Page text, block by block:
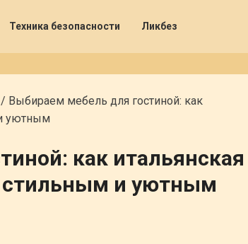
Техника безопасности Ликбез
/ Выбираем мебель для гостиной: как
уютным
как итальянская
стильным и уютным